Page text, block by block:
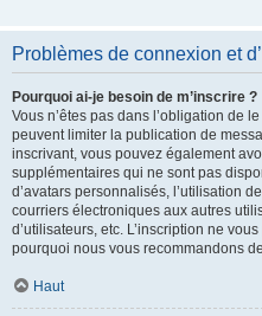
Problèmes de connexion et
Pourquoi ai-je besoin de m’inscrire ?
Vous n’êtes pas dans l’obligation de
peuvent limiter la publication de
inscrivant, vous pouvez également
supplémentaires qui ne sont pas
d’avatars personnalisés, l’utilisation
courriers électroniques aux autres
d’utilisateurs, etc. L’inscription ne
pourquoi nous vous recommandons
Haut